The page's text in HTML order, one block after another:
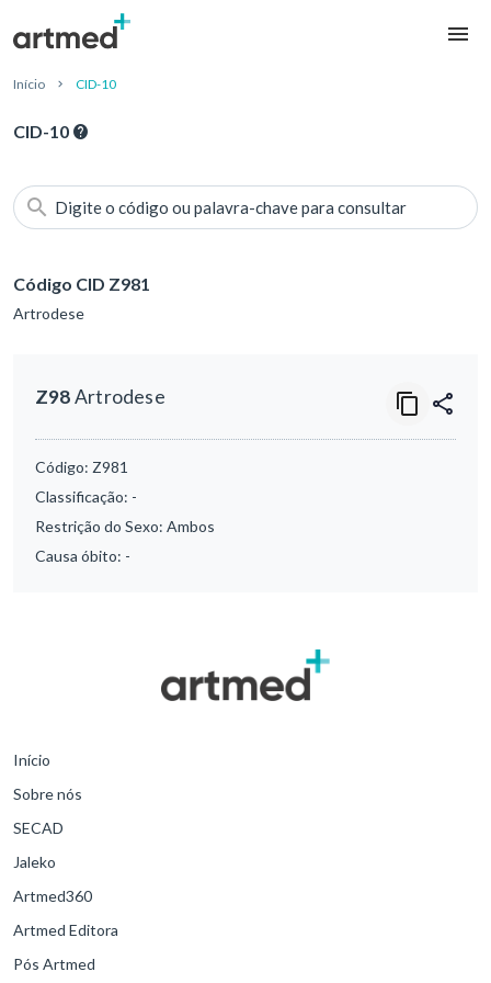
Início CID-10
CID-10
Digite o código ou palavra-chave para consultar
Código CID Z981
Artrodese
Z98Artrodese
Código: Z981
Classificação: -
Restrição do Sexo: Ambos
Causa óbito: -
Início
Sobre nós
SECAD
Jaleko
Artmed360
Artmed Editora
Pós Artmed